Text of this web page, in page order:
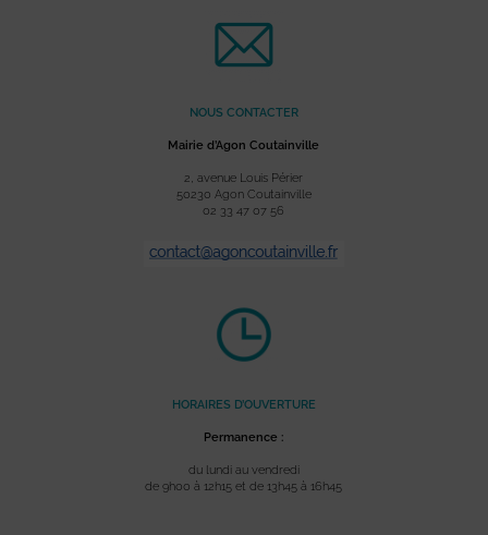
NOUS CONTACTER
Mairie d’Agon Coutainville
2, avenue Louis Périer
50230 Agon Coutainville
02 33 47 07 56
HORAIRES D’OUVERTURE
Permanence :
du lundi au vendredi
de 9h00 à 12h15 et de 13h45 à 16h45